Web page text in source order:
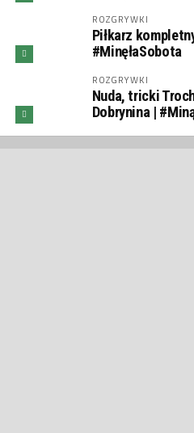
ROZGRYWKI
Piłkarz
#MinęłaSobota
ROZGRYWKI
Nuda, tricki
Dobrynina |